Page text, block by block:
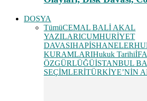
DOSYA
TümüCEMAL BALİ AKAL
YAZILARICUMHURİYET
DAVASIHAPİSHANELER
KURAMLARIHukuk Tarihi
ÖZGÜRLÜĞÜİSTANBUL
SEÇİMLERİTÜRKİYE’NİN